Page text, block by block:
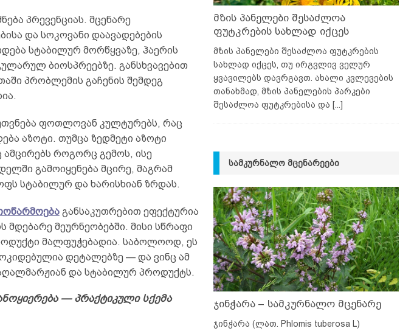
პრევენციას. მცენარე
და სოკოვანი დაავადებების
სტაბილურ მორწყვაზე, ჰაერის
ბიოსპრეებზე. განსხვავებით
პრობლემის გაჩენის შემდეგ
ფოთლოვან კულტურებს, რაც
აზოტი. თუმცა ზედმეტი აზოტი
როგორც გემოს, ისე
გამოიყენება მცირე, მაგრამ
სტაბილურ და ხარისხიან ზრდას.
განსაკუთრებით ეფექტურია
მდებარე მეურნეობებში. მისი სწრაფი
მალფუჭებადია. საბოლოოდ, ეს
დეტალებზე — და ვინც ამ
და სტაბილურ პროდუქტს.
— პრაქტიკული სქემა
მზის პანელები შესაძლოა
ფუტკრების სახლად იქცეს
მზის პანელები შესაძლოა ფუტკრების
სახლად იქცეს, თუ ირგვლივ ველურ
ყვავილებს დავრგავთ. ახალი კვლევების
თანახმად, მზის პანელების პარკები
შესაძლოა ფუტკრებისა და [...]
ᲡᲐᲛᲙᲣᲠᲜᲐᲚᲝ ᲛᲪᲔᲜᲐᲠᲔᲔᲑᲘ
ჯინჭარა – სამკურნალო მცენარე
ჯინჭარა (ლათ. Phlomis tuberosa L)